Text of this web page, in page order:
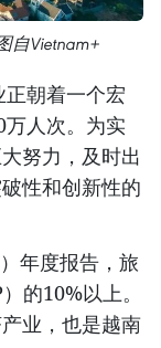
自Vietnam+
朝着一个宏
人次。为实
努力，及时出
性和创新性的
年度报告，旅
的10%以上。
业，也是越南